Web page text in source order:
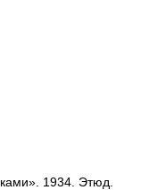
1934. Этюд.